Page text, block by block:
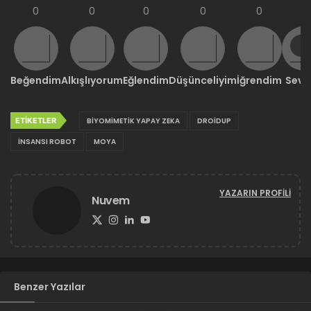
0
Beğendim
0
Alkışlıyorum
0
Eğlendim
0
Düşünceliyim
0
İğrendim
ETIKETLER BIYOMIMETIK YAPAY ZEKA
DROIDUP
İNSANSI ROBOT
MOYA
Nuvem YAZARIN PROFILI
Benzer Yazılar